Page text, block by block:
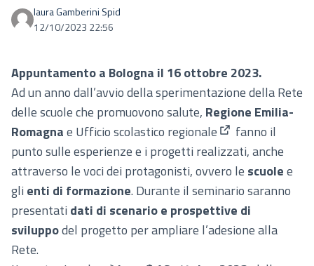
laura Gamberini Spid
12/10/2023 22:56
Appuntamento a Bologna il 16 ottobre 2023.
Ad un anno dall’avvio della sperimentazione della Rete
delle scuole che promuovono salute, Regione Emilia-
Romagnae Ufficio scolastico regionale
(Collegamento
fanno il
punto sulle esperienze e i progetti realizzati, anche
attraverso le voci dei protagonisti, ovvero le scuolee
gli enti di formazione. Durante il seminario saranno
presentati dati di scenario e prospettive di
sviluppodel progetto per ampliare l’adesione alla
Rete.